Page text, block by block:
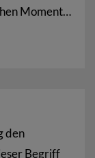
Moment…
den
Begriff